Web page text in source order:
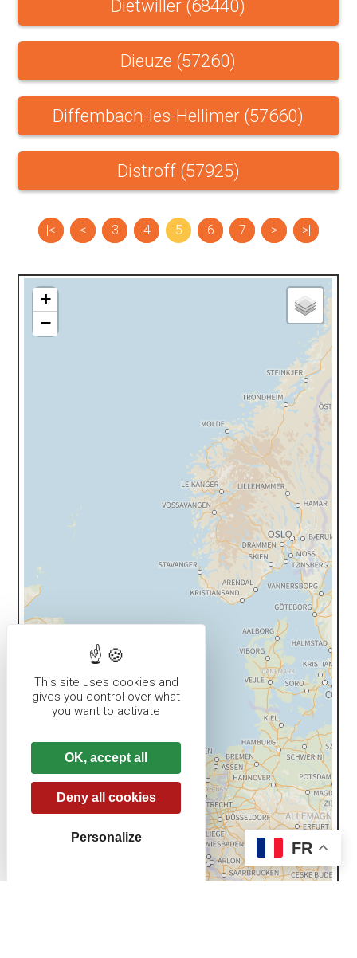
Dietwiller (68440)
Dieuze (57260)
Diffembach-les-Hellimer (57660)
Distroff (57925)
|< < 3 4 5 6 7 > >|
+
−
FR
This site uses cookies and
gives you control over what
you want to activate
OK, accept all
Deny all cookies
Personalize